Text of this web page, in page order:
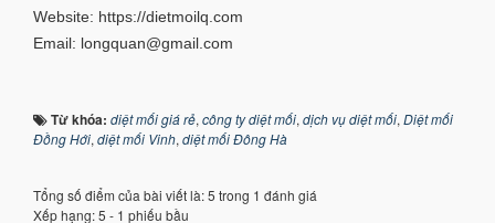
Website: https://dietmoilq.com
Email: longquan@gmail.com
Từ khóa: diệt mối giá rẻ, công ty diệt mối, dịch vụ diệt mối, Diệt mối
Đồng Hới, diệt mối Vinh, diệt mối Đông Hà
Tổng số điểm của bài viết là: 5 trong 1 đánh giá
Xếp hạng:5 - 1 phiếu bầu